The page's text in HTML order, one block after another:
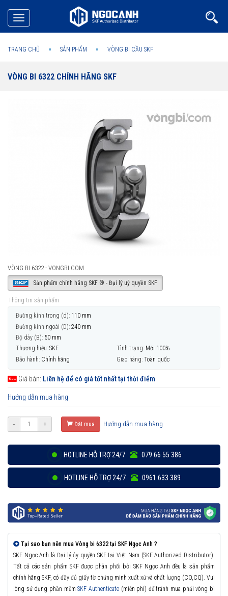
Toggle
navigation
TRANG CHỦ SẢN PHẨM VÒNG BI CẦU SKF
VÒNG BI 6322 CHÍNH HÃNG SKF
VÒNG BI 6322 - VONGBI.COM
Sản phẩm chính hãng SKF ® - Đại lý uỷ quyền SKF
Thông tin sản phẩm
Đường kính trong (d): 110 mm
Đường kính ngoài (D): 240 mm
Độ dày (B): 50 mm
Thương hiệu: SKF Tình trạng: Mới 100%
Bảo hành: Chính hãng Giao hàng: Toàn quốc
Giá bán: Liên hệ để có giá tốt nhất tại thời điểm
Hướng dẫn mua hàng
- + Đặt mua Hướng dẫn mua hàng
HOTLINE HỖ TRỢ 24/7 079 66 55 386
HOTLINE HỖ TRỢ 24/7 0961 633 389
Tại sao bạn nên mua Vòng bi 6322 tại SKF Ngọc Anh ?
SKF Ngọc Anh là Đại lý ủy quyền SKF tại Việt Nam (SKF Authorized Distributor).
Tất cả các sản phẩm SKF được phân phối bởi SKF Ngọc Anh đều là sản phẩm
chính hãng SKF, có đầy đủ giấy tờ chứng minh xuất xứ và chất lượng (CO,CQ). Vui
lòng sử dụng phần mềmSKF Authenticate(miễn phí) để tránh mua phải vòng bi